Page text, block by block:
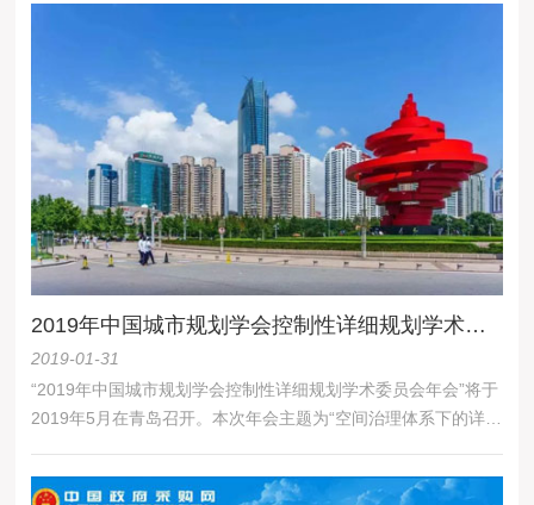
2019年中国城市规划学会控制性详细规划学术委员会年会征文启事
2019-01-31
“2019年中国城市规划学会控制性详细规划学术委员会年会”将于
2019年5月在青岛召开。本次年会主题为“空间治理体系下的详细